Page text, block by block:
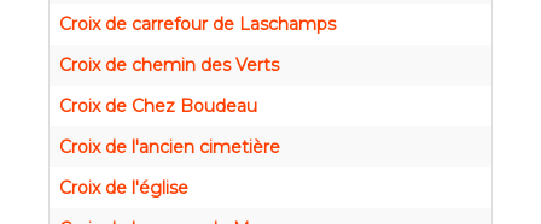
Croix de carrefour de Laschamps
Croix de chemin des Verts
Croix de Chez Boudeau
Croix de l'ancien cimetière
Croix de l'église